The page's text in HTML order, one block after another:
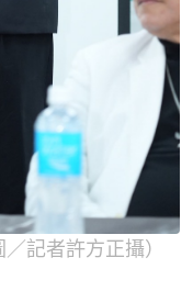
記者許方正攝）